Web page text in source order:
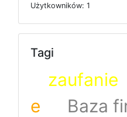
Użytkowników: 1
Tagi
zaufanie
e
Baza